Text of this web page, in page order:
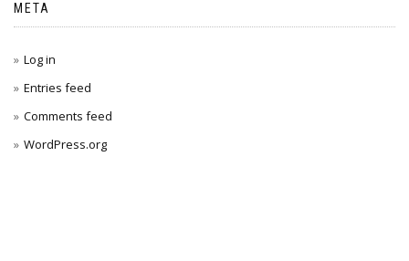
META
Log in
Entries feed
Comments feed
WordPress.org